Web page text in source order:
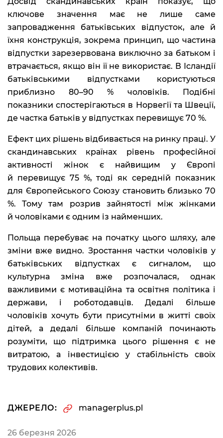
ключове значення має не лише саме
запровадження батьківських відпусток, але й
їхня конструкція, зокрема принцип, що частина
відпустки зарезервована виключно за батьком і
втрачається, якщо він її не використає. В Ісландії
батьківськими відпустками користуються
приблизно 80–90 % чоловіків. Подібні
показники спостерігаються в Норвегії та Швеції,
де частка батьків у відпустках перевищує 70 %.
Ефект цих рішень відбивається на ринку праці. У
скандинавських країнах рівень професійної
активності жінок є найвищим у Європі
й перевищує 75 %, тоді як середній показник
для Європейського Союзу становить близько 70
%. Тому там розрив зайнятості між жінками
й чоловіками є одним із найменших.
Польща перебуває на початку цього шляху, але
зміни вже видно. Зростання частки чоловіків у
батьківських відпустках є сигналом, що
культурна зміна вже розпочалася, однак
важливими є мотиваційна та освітня політика і
держави, і роботодавців. Дедалі більше
чоловіків хочуть бути присутніми в житті своїх
дітей, а дедалі більше компаній починають
розуміти, що підтримка цього рішення є не
витратою, а інвестицією у стабільність своїх
трудових колективів.
ДЖЕРЕЛО: managerplus.pl
26 березня 2026